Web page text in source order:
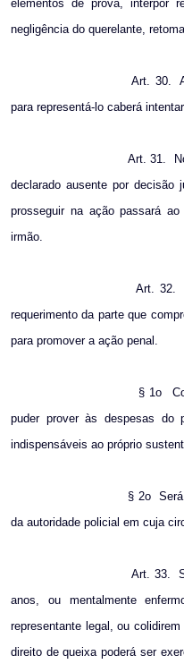
elementos de prova, interpor
negligência do querelante,
Art. 30.
para representá-lo caberá
Art. 31.
declarado ausente por decisão
prosseguir na ação passará
irmão.
Art. 32.
requerimento da parte que
para promover a ação penal.
§ 1o
puder prover às despesas do
indispensáveis ao próprio
§ 2o
da autoridade policial em cuja
Art. 33.
anos, ou mentalmente
representante legal, ou
direito de queixa poderá ser